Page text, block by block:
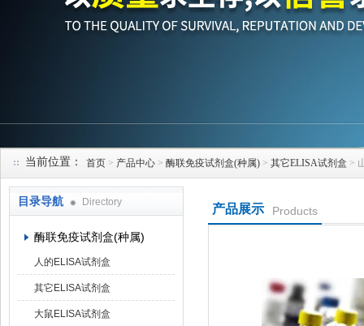
当前位置： 首页 > 产品中心 > 酶联免疫试剂盒(种属) > 其它ELISA试剂盒 >
目录导航 Directory
酶联免疫试剂盒(种属)
人的ELISA试剂盒
其它ELISA试剂盒
大鼠ELISA试剂盒
产品展示 Products